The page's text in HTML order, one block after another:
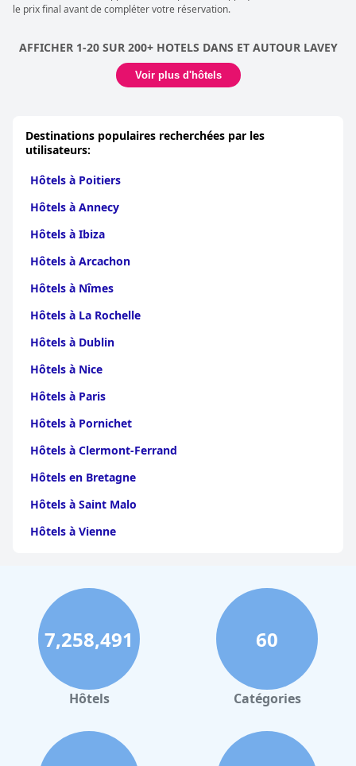
le prix final avant de compléter votre réservation.
AFFICHER 1-20 SUR 200+ HOTELS DANS ET AUTOUR LAVEY
Voir plus d'hôtels
Destinations populaires recherchées par les
utilisateurs:
Hôtels à Poitiers
Hôtels à Annecy
Hôtels à Ibiza
Hôtels à Arcachon
Hôtels à Nîmes
Hôtels à La Rochelle
Hôtels à Dublin
Hôtels à Nice
Hôtels à Paris
Hôtels à Pornichet
Hôtels à Clermont-Ferrand
Hôtels en Bretagne
Hôtels à Saint Malo
Hôtels à Vienne
Hôtels à Perpignan
Hôtels au Grand-Bornand
Hôtels à Strasbourg
Hôtels à Valence
Hôtels à Gerardmer
Hôtels à Dole
7,258,491
Hôtels
60
Catégories